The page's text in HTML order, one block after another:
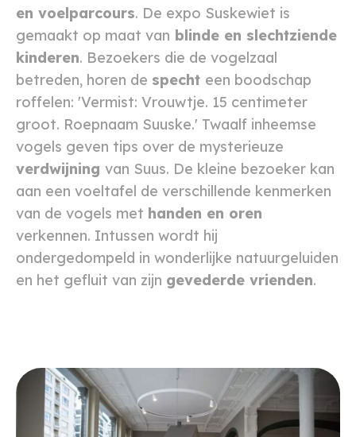
en voelparcours. De expo Suskewiet is
gemaakt op maat van blinde en slechtziende
kinderen. Bezoekers die de vogelzaal
betreden, horen de specht een boodschap
roffelen: 'Vermist: Vrouwtje. 15 centimeter
groot. Roepnaam Suuske.' Twaalf inheemse
vogels geven tips over de mysterieuze
verdwijning van Suus. De kleine bezoeker kan
aan een voeltafel de verschillende kenmerken
van de vogels met handen en oren
verkennen. Intussen wordt hij
ondergedompeld in wonderlijke natuurgeluiden
en het gefluit van zijn gevederde vrienden.